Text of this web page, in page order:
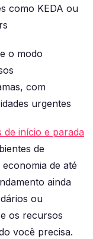
como KEDA ou
o modo
com
urgentes
início e parada
de
de até
ainda
ou
os recursos
você precisa.